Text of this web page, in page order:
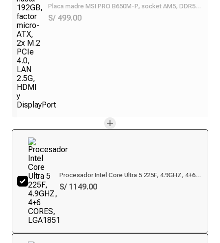
Placa madre MSI PRO B650M-P, socket AM5, DDR5
hasta 192GB, factor micro-ATX, 2x M.2 PCIe 4.0, LAN
2.5G, HDMI y DisplayPort
S/ 499.00
Procesador Intel Core Ultra 5 225F, 4.9GHZ, 4+6
CORES, LGA1851
S/ 1149.00